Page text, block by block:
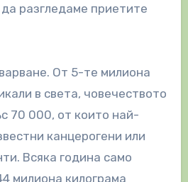
разгледаме приетите
От 5-те милиона
в света, човечеството
70 000, от които най-
канцерогени или
Всяка година само
милиона килограма